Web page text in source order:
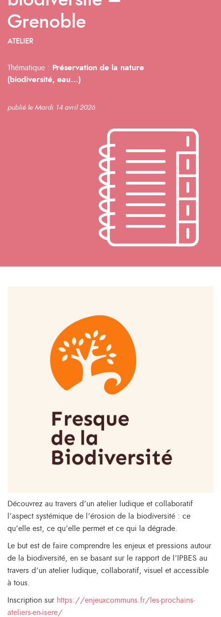
Grenoble
ATELIER
Thématique :
Préservation de la nature
(biodiversité, eau…)
publié le Mardi 14 avril 2026
Découvrez au travers d’un atelier ludique et collaboratif
l’aspect systémique de l’érosion de la biodiversité : ce
qu’elle est, ce qu’elle permet et ce qui la dégrade.
Le but est de faire comprendre les enjeux et pressions autour
de la biodiversité, en se basant sur le rapport de l’IPBES au
travers d’un atelier ludique, collaboratif, visuel et accessible
à tous.
Inscription sur https://enjeuxcommuns.fr/les-prochains-
ateliers-en-isere/